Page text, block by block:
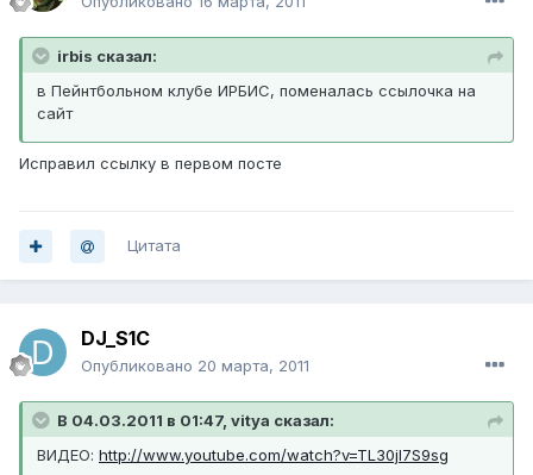
irbis сказал:
в Пейнтбольном клубе ИРБИС, поменалась ссылочка на
сайт
Исправил ссылку в первом посте
Цитата
DJ_S1C
Опубликовано 20 марта, 2011
В 04.03.2011 в 01:47, vitya сказал:
ВИДЕО: http://www.youtube.com/watch?v=TL30jl7S9sg